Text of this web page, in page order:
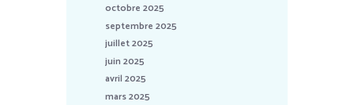
octobre 2025
septembre 2025
juillet 2025
juin 2025
avril 2025
mars 2025